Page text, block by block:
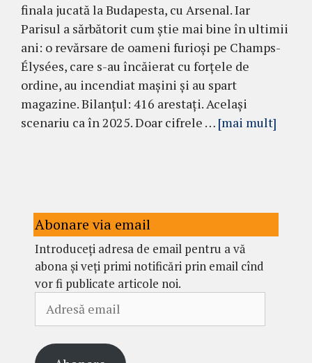
finala jucată la Budapesta, cu Arsenal. Iar
Parisul a sărbătorit cum știe mai bine în ultimii
ani: o revărsare de oameni furioși pe Champs-
Élysées, care s-au încăierat cu forțele de
ordine, au incendiat mașini și au spart
magazine. Bilanțul: 416 arestați. Același
scenariu ca în 2025. Doar cifrele … [mai mult]
Abonare via email
Introduceți adresa de email pentru a vă
abona și veți primi notificări prin email cînd
vor fi publicate articole noi.
email